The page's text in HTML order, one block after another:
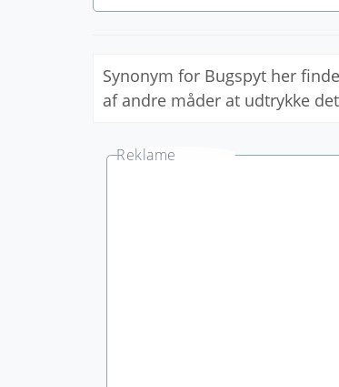
Synonym for Bugspyt her
af andre måder at udtrykke